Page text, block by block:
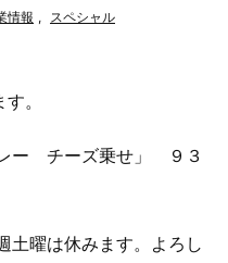
情報 , スペシャル
。
レー チーズ乗せ」 ９３
土曜は休みます。よろし